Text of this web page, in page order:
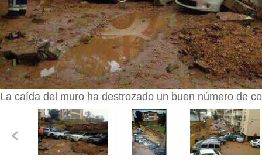
La caída del muro ha destrozado un buen número de